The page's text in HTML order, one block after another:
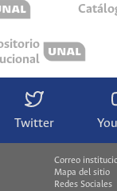
Twitter
Correo
Mapa del sitio
Redes Sociales